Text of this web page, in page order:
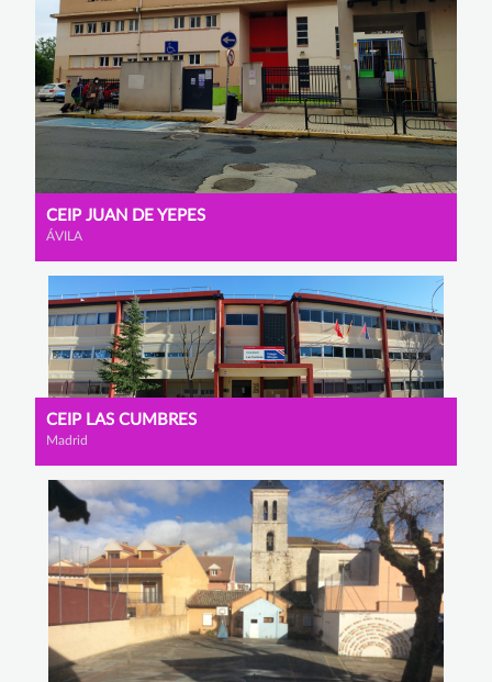
CEIP JUAN DE YEPES
ÁVILA
CEIP LAS CUMBRES
Madrid